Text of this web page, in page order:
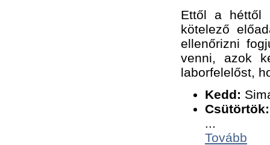
Ettől a héttől
kötelező
ellenőrizni
venni, azok
laborfelelőst,
Kedd:
Csütörtök:
...
Tovább